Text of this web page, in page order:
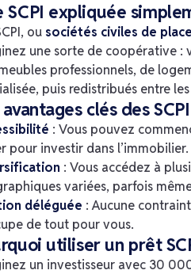
SCPI expliquée
ou sociétés civiles de
une sorte de coopérative :
professionnels, de
puis redistribués entre
avantages clés des SCPI
: Vous pouvez
pour investir dans l’immobilier.
: Vous accédez à
variées, parfois
déléguée : Aucune
de tout pour vous.
utiliser un prêt
un investisseur avec 30